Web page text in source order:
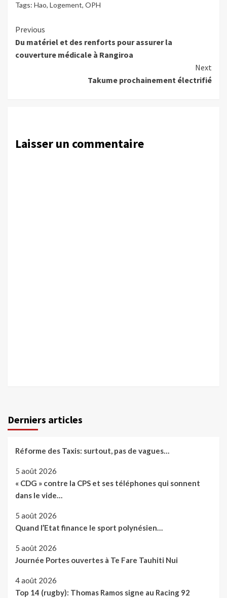
Tags: Hao, Logement, OPH
Continue
Reading
Previous
Du matériel et des renforts pour assurer la
couverture médicale à Rangiroa
Next
Takume prochainement électrifié
Laisser un commentaire
Derniers articles
Réforme des Taxis: surtout, pas de vagues…
5 août 2026
« CDG » contre la CPS et ses téléphones qui sonnent
dans le vide…
5 août 2026
Quand l’Etat finance le sport polynésien…
5 août 2026
Journée Portes ouvertes à Te Fare Tauhiti Nui
4 août 2026
Top 14 (rugby): Thomas Ramos signe au Racing 92